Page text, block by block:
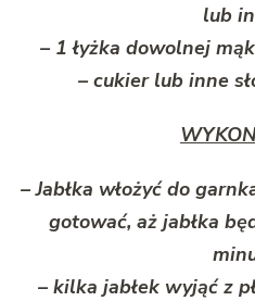
lub
– 1 łyżka dowolnej
– cukier lub inne
– Jabłka włożyć do
gotować, aż jabłka
– kilka jabłek wyjąć z